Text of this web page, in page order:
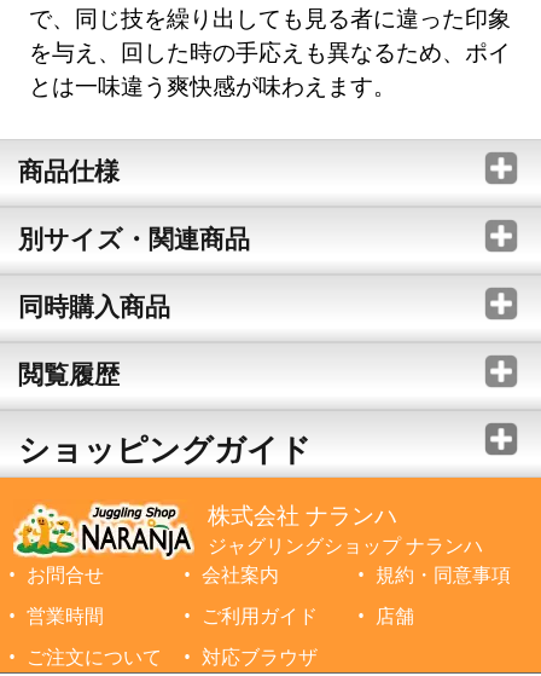
で、同じ技を繰り出しても見る者に違った印象
を与え、回した時の手応えも異なるため、ポイ
とは一味違う爽快感が味わえます。
商品仕様
別サイズ・関連商品
同時購入商品
閲覧履歴
ショッピングガイド
株式会社 ナランハ
ジャグリングショップ ナランハ
お問合せ
会社案内
規約・同意事項
営業時間
ご利用ガイド
店舗
ご注文について
対応ブラウザ